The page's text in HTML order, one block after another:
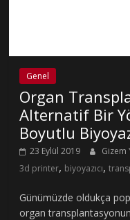
Genel
Organ
Alternatif Bir
Boyutlu
23 Eylül 2019 Gizem
3d printer, biyoyazıcı,
Günümüzde oldukça
organ